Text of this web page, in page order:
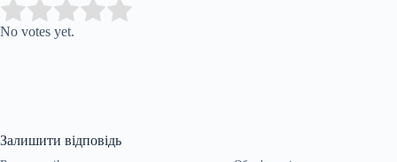
Rate this item:
No votes yet.
Залишити відповідь